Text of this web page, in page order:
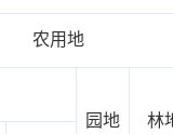
农用地
园地
林